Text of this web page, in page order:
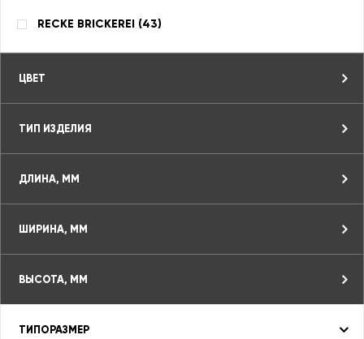
RECKE BRICKEREI (43)
ЦВЕТ
ТИП ИЗДЕЛИЯ
ДЛИНА, ММ
ШИРИНА, ММ
ВЫСОТА, ММ
ТИПОРАЗМЕР